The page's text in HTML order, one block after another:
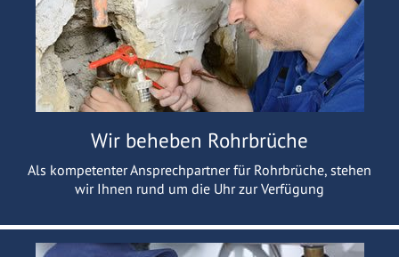
Wir beheben Rohrbrüche
Als kompetenter Ansprechpartner für Rohrbrüche, stehen
wir Ihnen rund um die Uhr zur Verfügung